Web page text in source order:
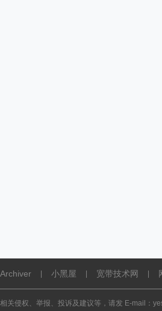
Archiver 小黑屋 宽带技术网
相关侵权、举报、投诉及建议等，请发 E-mail：